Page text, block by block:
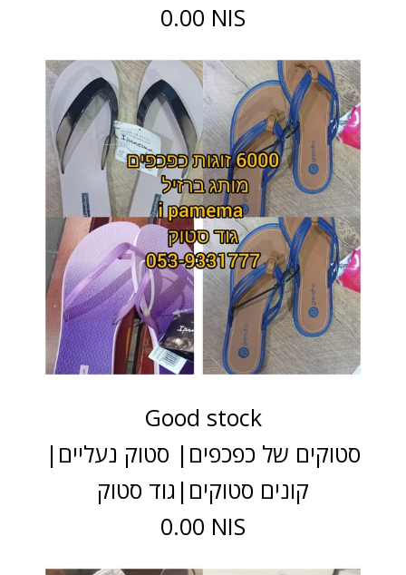
0.00 NIS
Good stock
סטוקים של כפכפים| סטוק נעליים|
קונים סטוקים|גוד סטוק
0.00 NIS